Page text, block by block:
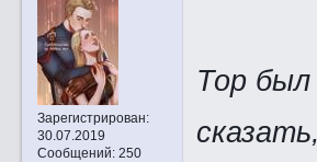
Зарегистрирован:
30.07.2019
Сообщений:250
Тор